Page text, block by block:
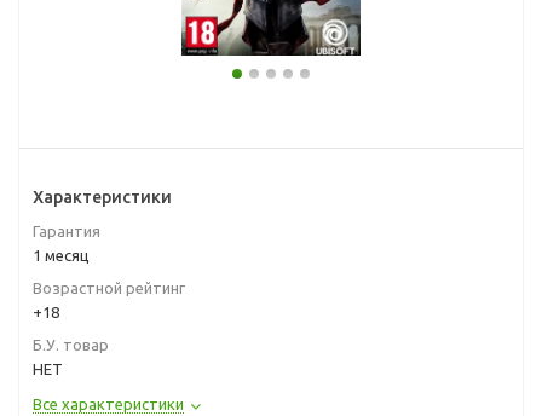
Характеристики
Гарантия
1 месяц
Возрастной рейтинг
+18
Б.У. товар
НЕТ
Все характеристики